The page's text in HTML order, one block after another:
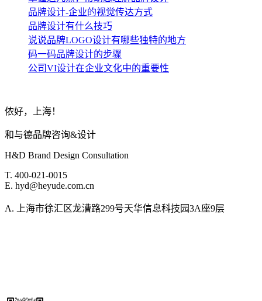
品牌设计-企业的视觉传达方式
品牌设计有什么技巧
说说品牌LOGO设计有哪些独特的地方
码一码品牌设计的步骤
公司VI设计在企业文化中的重要性
侬好，上海！
和与德品牌咨询&设计
H&D Brand Design Consultation
T. 400-021-0015
E. hyd@heyude.com.cn
A. 上海市徐汇区龙漕路299号天华信息科技园3A座9层